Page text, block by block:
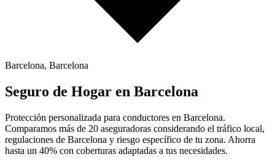
Barcelona, Barcelona
Seguro de Hogar en Barcelona
Protección personalizada para conductores en Barcelona.
Comparamos más de 20 aseguradoras considerando el tráfico local,
regulaciones de Barcelona y riesgo específico de tu zona. Ahorra
hasta un 40% con coberturas adaptadas a tus necesidades.